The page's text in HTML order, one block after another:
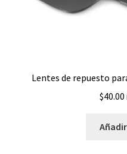
Lentes de repuesto
$40.00